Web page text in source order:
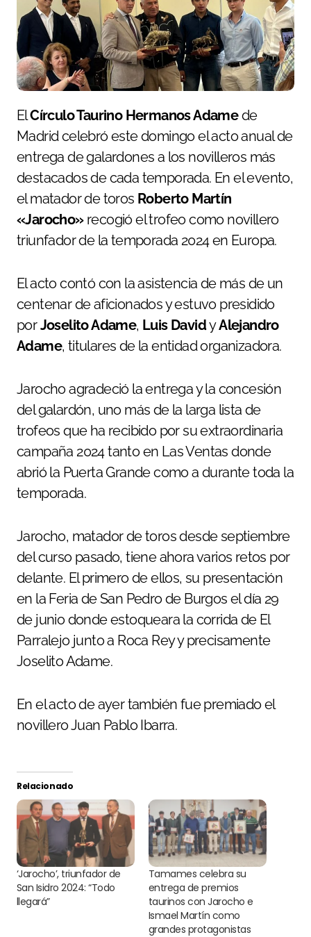
ElCírculo Taurino Hermanos Adamede
Madrid celebró este domingo el acto anual de
entrega de galardones a los novilleros más
destacados de cada temporada. En el evento,
el matador de toros Roberto Martín
«Jarocho»recogió el trofeo como novillero
triunfador de la temporada 2024 en Europa.
El acto contó con la asistencia de más de un
centenar de aficionados y estuvo presidido
porJoselito Adame, Luis DavidyAlejandro
Adame, titulares de la entidad organizadora.
Jarocho agradeció la entrega y la concesión
del galardón, uno más de la larga lista de
trofeos que ha recibido por su extraordinaria
campaña 2024 tanto en Las Ventas donde
abrió la Puerta Grande como a durante toda la
temporada.
Jarocho, matador de toros desde septiembre
del curso pasado, tiene ahora varios retos por
delante. El primero de ellos, su presentación
en la Feria de San Pedro de Burgos el día 29
de junio donde estoqueara la corrida de El
Parralejo junto a Roca Rey y precisamente
Joselito Adame.
En el acto de ayer también fue premiado el
novillero Juan Pablo Ibarra.
Relacionado
‘Jarocho’, triunfador de
San Isidro 2024: “Todo
llegará”
Tamames celebra su
entrega de premios
taurinos con Jarocho e
Ismael Martín como
grandes protagonistas